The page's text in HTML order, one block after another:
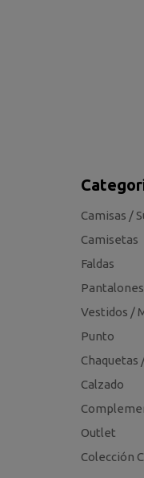
Camisas /
Camisetas
Faldas
Pantalones
Vestidos /
Punto
Chaquetas
Calzado
Outlet
Colección